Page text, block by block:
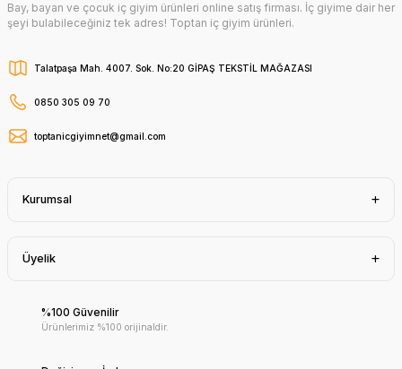
Bay, bayan ve çocuk iç giyim ürünleri online satış firması. İç giyime dair her
şeyi bulabileceğiniz tek adres! Toptan iç giyim ürünleri.
Talatpaşa Mah. 4007. Sok. No:20 GİPAŞ TEKSTİL MAĞAZASI
0850 305 09 70
toptanicgiyimnet@gmail.com
Kurumsal
Üyelik
%100 Güvenilir
Ürünlerimiz %100 orijinaldir.